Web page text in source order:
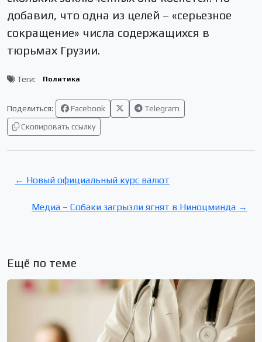
добавил, что одна из целей – «серьезное
сокращение» числа содержащихся в
тюрьмах Грузии.
Теги: Политика
Поделиться: Facebook
Telegram
Скопировать ссылку
← Новый официальный курс валют
Медиа – Cобаки загрызли ягнят в Ниноцминда →
Ещё по теме